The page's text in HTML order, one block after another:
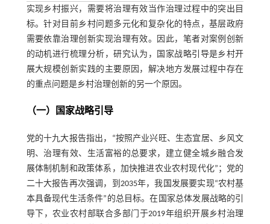
实现乡村振兴，需要将治理有效当作治理过程中的突出目
标。针对目前乡村问题多元化和复杂化的特点，基层政府
需要依靠治理创新实现治理有效。因此，笔者对案例创新
的动机进行梳理分析，研究认为，国家战略引导是乡村开
展大规模创新实践的主要原因，解决地方发展过程中存在
的重点问题是乡村治理创新的另一个原因。
（一）国家战略引导
党的十九大报告指出，“按照产业兴旺、生态宜居、乡风文
明、治理有效、生活富裕的总要求，建立健全城乡融合发
展体制机制和政策体系，加快推进农业农村现代化”；党的
二十大报告再次强调，到2035年，我国发展要实现“农村基
本具备现代生活条件”的总目标。在国家总体发展战略的引
导下，农业农村部联合多部门于2019年组织开展乡村治理